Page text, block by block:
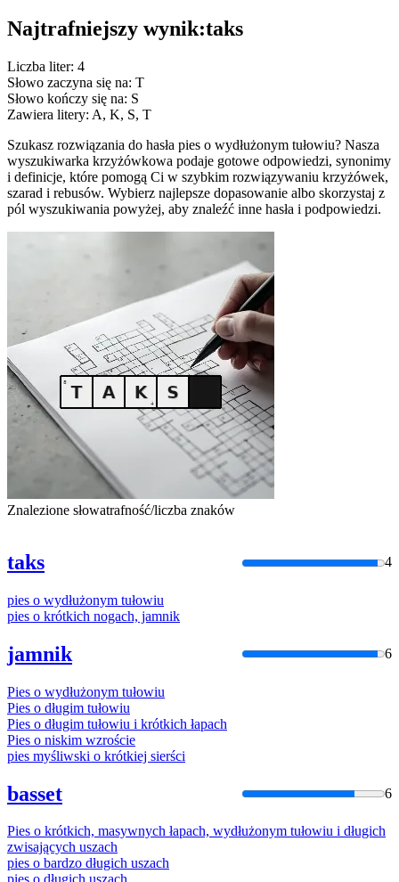
Najtrafniejszy wynik:taks
Liczba liter: 4
Słowo zaczyna się na: T
Słowo kończy się na: S
Zawiera litery: A, K, S, T
Szukasz rozwiązania do hasła pies o wydłużonym tułowiu? Nasza
wyszukiwarka krzyżówkowa podaje gotowe odpowiedzi, synonimy
i definicje, które pomogą Ci w szybkim rozwiązywaniu krzyżówek,
szarad i rebusów. Wybierz najlepsze dopasowanie albo skorzystaj z
pól wyszukiwania powyżej, aby znaleźć inne hasła i podpowiedzi.
Znalezione słowatrafność/liczba znaków
taks 4
pies o wydłużonym tułowiu
pies o krótkich nogach, jamnik
jamnik 6
Pies o wydłużonym tułowiu
Pies o długim tułowiu
Pies o długim tułowiu i krótkich łapach
Pies o niskim wzroście
pies myśliwski o krótkiej sierści
basset 6
Pies o krótkich, masywnych łapach, wydłużonym tułowiu i długich
zwisających uszach
pies o bardzo długich uszach